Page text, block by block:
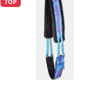
TOP